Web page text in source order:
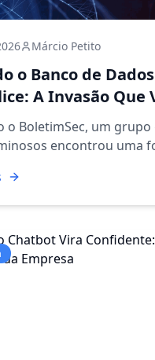
Márcio Petito
o Banco de
A Invasão Que
o BoletimSec, um grupo
encontrou uma
transformaram
em painel de contr...